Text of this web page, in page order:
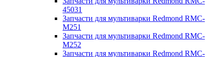
45031
Запчасти для мультиварки Redmond RMC-
M251
Запчасти для мультиварки Redmond RMC-
M252
Запчасти для мультиварки Redmond RMC-